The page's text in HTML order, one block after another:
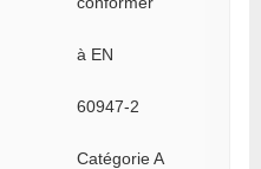
à EN
60947-2
Catégorie A